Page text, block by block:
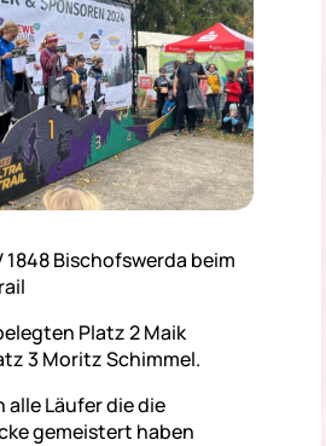
1848 Bischofswerda beim
Platz 2 Maik
3 Moritz Schimmel.
alle Läufer die die
gemeistert haben